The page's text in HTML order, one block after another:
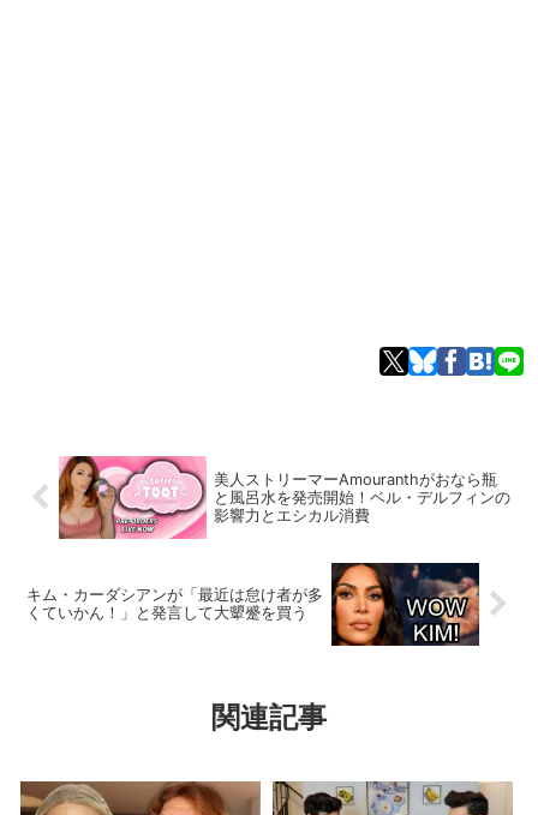
美人ストリーマーAmouranthがおなら瓶
と風呂水を発売開始！ベル・デルフィンの
影響力とエシカル消費
キム・カーダシアンが「最近は怠け者が多
くていかん！」と発言して大顰蹙を買う
関連記事